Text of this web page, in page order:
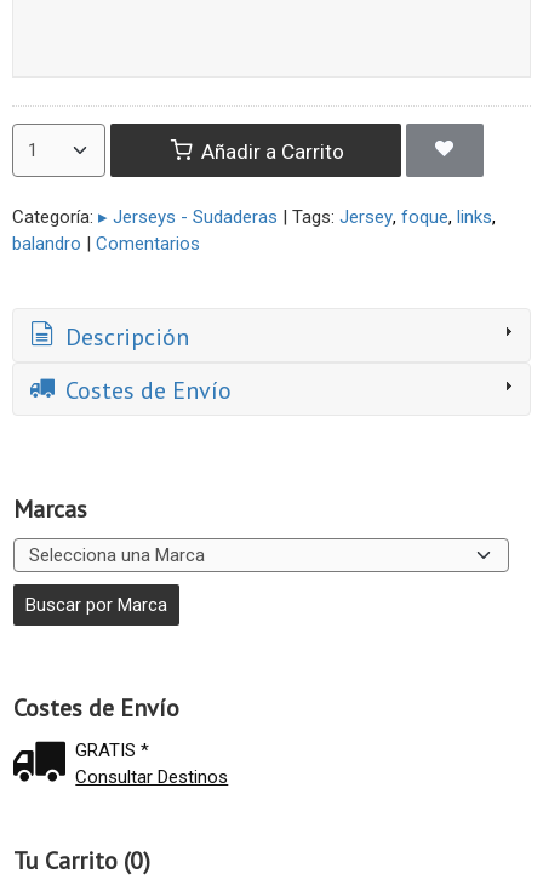
Marcas
Costes de Envío
GRATIS *
Consultar Destinos
Tu Carrito (0)
Añadir a Carrito
Categoría: ▸ Jerseys - Sudaderas | Tags: Jersey foque links
balandro | Comentarios
Descripción
Costes de Envío